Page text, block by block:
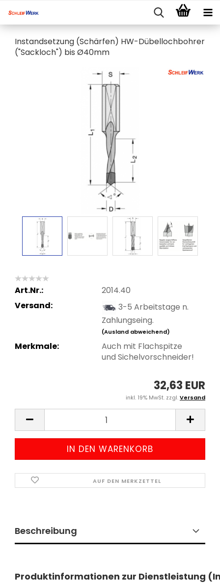
Instandsetzung (Schärfen) HW-Dübellochbohrer
("Sackloch") bis Ø40mm
Art.Nr.:
2014.40
Versand:
3-5 Arbeitstage n.
Zahlungseing.
(Ausland abweichend)
Merkmale:
Auch mit Flachspitze
und Sichelvorschneider!
32,63 EUR
inkl. 19% MwSt. zzgl.Versand
AUF DEN MERKZETTEL
Beschreibung
Produktinformationen zur Dienstleistung